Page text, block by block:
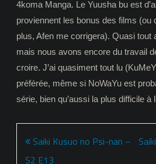
4koma Manga. Le Yuusha bu est
proviennent les bonus des films (ou
plus, Afen me corrigera). Quasi tout
mais nous avons encore du travail
croire. J’ai quasiment tout lu
préférée, même si NoWaYu est
série, bien qu’aussi la plus difficile à
Navigation
de
Saiki Kusuo no Psi-nan –
S2 E13